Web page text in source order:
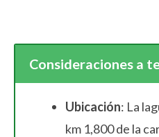
Consideraciones a
Ubicación: La
km 1,800 de la